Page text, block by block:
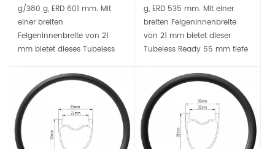
tiefe Drahtreifen
g/380 g, ERD 601 mm. Mit
einer breiten
Felgeninnenbreite von 21
mm bietet dieses Tubeless
Drahtreifen-Felgenset eine
breite und stabile Plattform
für alles, vom Rennrad bis
zum Gravel-Bike-Reifen.
tiefe Drahtreifen
g, ERD 535 mm. Mit einer
breiten Felgeninnenbreite
von 21 mm bietet dieser
Tubeless Ready 55 mm tiefe
breite und stabile Plattform
für alles, vom Rennrad bis
zum Gravelbike-Reifen.